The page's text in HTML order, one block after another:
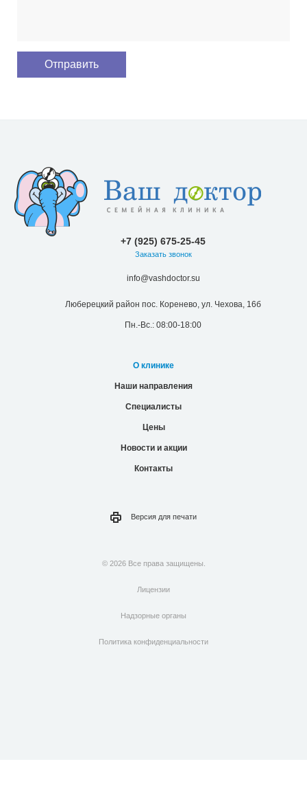
+7 (925) 675-25-45
Заказать звонок
info@vashdoctor.su
Люберецкий район пос. Коренево, ул. Чехова, 16б
Пн.-Вс.: 08:00-18:00
О клинике
Наши направления
Специалисты
Цены
Новости и акции
Контакты
Версия для печати
© 2026 Все права защищены.
Лицензии
Надзорные органы
Политика конфиденциальности